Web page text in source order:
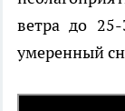
ветра до
умеренный